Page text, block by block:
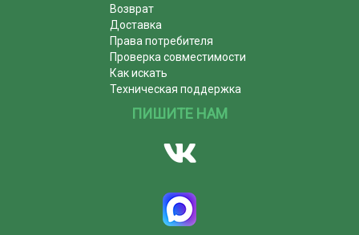
Возврат
Доставка
Права потребителя
Проверка совместимости
Как искать
Техническая поддержка
ПИШИТЕ НАМ